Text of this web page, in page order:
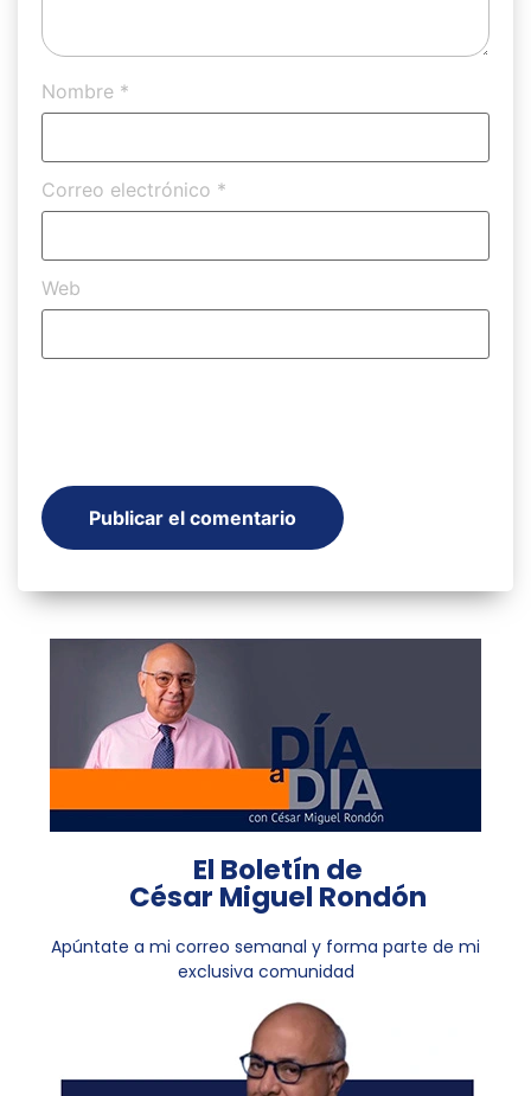
Nombre *
Correo electrónico *
Web
El Boletín de
César Miguel Rondón
Apúntate a mi correo semanal y forma parte de mi
exclusiva comunidad